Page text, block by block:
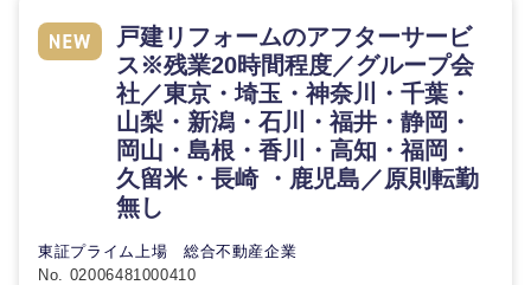
経営企
画・事業
企画
経営ボー
SCM
すべての経営企画・事業企
画
事業企画・事業開発
事業管理
新規事業企画・立上げ
経営企画・事業企画
経営ボード
人事
商社・卸
エネルギー・資源・環境
自動車・機械・船舶
電気・電子・半導体
北海道・東北地方
北海道 青森県
秋田県 岩手県
宮城県
希望年収
推奨年齢
20代 30代
40代 50代
戸建リフォームのアフターサービ
ス※残業20時間程度／グループ会
社／東京・埼玉・神奈川・千葉・
山梨・新潟・石川・福井・静岡・
岡山・島根・香川・高知・福岡・
久留米・長崎 ・鹿児島／原則転勤
無し
東証プライム上場 総合不動産企業
No. 02006481000410